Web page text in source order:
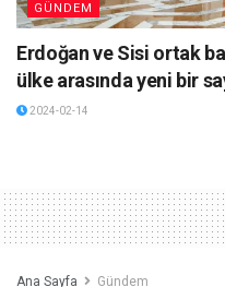
GÜNDEM
Erdoğan ve Sisi ortak
ülke arasında yeni bir
2024-02-14
Ana Sayfa Gündem